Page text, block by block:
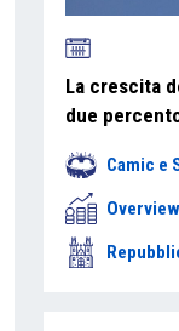
La crescita
due
Camic e